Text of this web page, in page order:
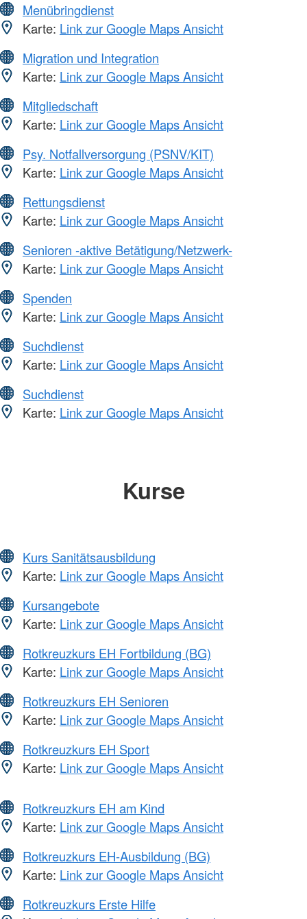
Menübringdienst
Karte: Link zur Google Maps Ansicht
Migration und Integration
Karte: Link zur Google Maps Ansicht
Mitgliedschaft
Karte: Link zur Google Maps Ansicht
Psy. Notfallversorgung (PSNV/KIT)
Karte: Link zur Google Maps Ansicht
Rettungsdienst
Karte: Link zur Google Maps Ansicht
Senioren -aktive Betätigung/Netzwerk-
Karte: Link zur Google Maps Ansicht
Spenden
Karte: Link zur Google Maps Ansicht
Suchdienst
Karte: Link zur Google Maps Ansicht
Suchdienst
Karte: Link zur Google Maps Ansicht
Kurse
Kurs Sanitätsausbildung
Karte: Link zur Google Maps Ansicht
Kursangebote
Karte: Link zur Google Maps Ansicht
Rotkreuzkurs EH Fortbildung (BG)
Karte: Link zur Google Maps Ansicht
Rotkreuzkurs EH Senioren
Karte: Link zur Google Maps Ansicht
Rotkreuzkurs EH Sport
Karte: Link zur Google Maps Ansicht
Rotkreuzkurs EH am Kind
Karte: Link zur Google Maps Ansicht
Rotkreuzkurs EH-Ausbildung (BG)
Karte: Link zur Google Maps Ansicht
Rotkreuzkurs Erste Hilfe